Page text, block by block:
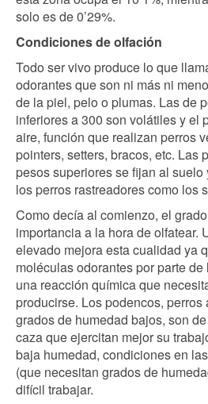
solo es de 0’29%.
Condiciones de olfación
Todo ser vivo produce lo que
odorantes que son ni más ni
de la piel, pelo o plumas. Las de
inferiores a 300 son volátiles y el
aire, función que realizan perros
pointers, setters, bracos, etc. Las
pesos superiores se fijan al
los perros rastreadores como los
Como decía al comienzo, el
importancia a la hora de olfatear.
elevado mejora esta cualidad ya
moléculas odorantes por parte
una reacción química que
producirse. Los podencos, perros
grados de humedad bajos, son
caza que ejercitan mejor su
baja humedad, condiciones en
(que necesitan grados de
difícil trabajar.